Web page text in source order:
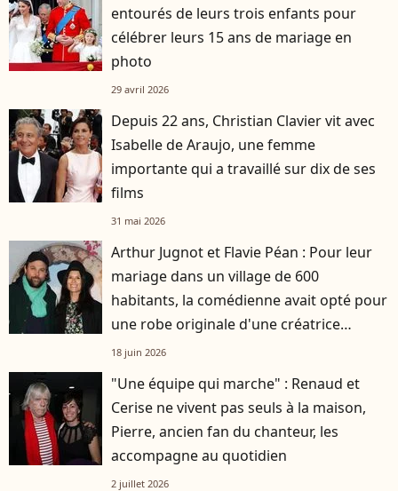
entourés de leurs trois enfants pour
célébrer leurs 15 ans de mariage en
photo
29 avril 2026
Depuis 22 ans, Christian Clavier vit avec
Isabelle de Araujo, une femme
importante qui a travaillé sur dix de ses
films
31 mai 2026
Arthur Jugnot et Flavie Péan : Pour leur
mariage dans un village de 600
habitants, la comédienne avait opté pour
une robe originale d'une créatrice
française
18 juin 2026
"Une équipe qui marche" : Renaud et
Cerise ne vivent pas seuls à la maison,
Pierre, ancien fan du chanteur, les
accompagne au quotidien
2 juillet 2026